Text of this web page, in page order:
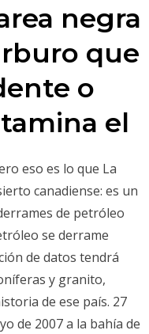
negra
que
o
el
eso es lo que La
canadiense: es un
de petróleo
se derrame
de datos tendrá
y granito,
de ese país. 27
de 2007 a la bahía de